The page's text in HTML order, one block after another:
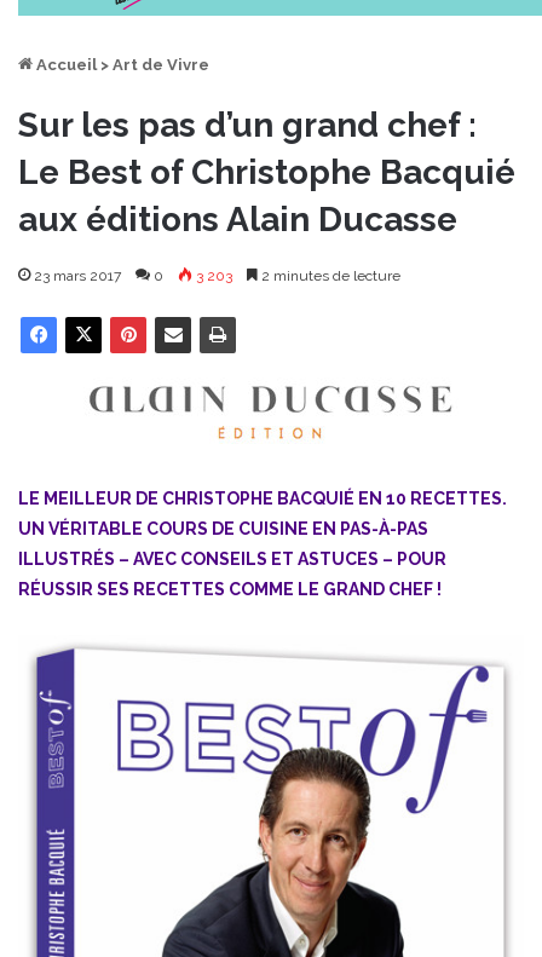
Accueil > Art de Vivre
Sur les pas d’un grand chef :
Le Best of Christophe Bacquié
aux éditions Alain Ducasse
23 mars 2017 0 3 203 2 minutes de lecture
LE MEILLEUR DE CHRISTOPHE BACQUIÉ EN 10 RECETTES.
UN VÉRITABLE COURS DE CUISINE EN PAS-À-PAS
ILLUSTRÉS – AVEC CONSEILS ET ASTUCES – POUR
RÉUSSIR SES RECETTES COMME LE GRAND CHEF !